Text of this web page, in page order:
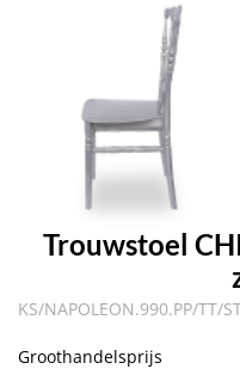
Trouwstoel
KS/NAPOLEON.990.PP/TT/
Groothandelsprijs